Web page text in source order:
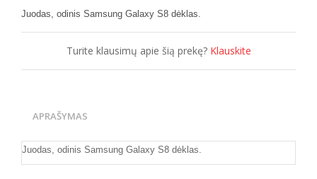
Juodas, odinis Samsung Galaxy S8 dėklas.
Turite klausimų apie šią prekę? Klauskite
APRAŠYMAS
Juodas, odinis Samsung Galaxy S8 dėklas.